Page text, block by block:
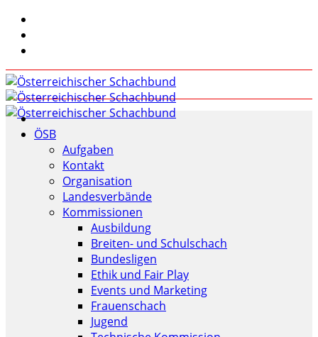
ÖSB
Aufgaben
Kontakt
Organisation
Landesverbände
Kommissionen
Ausbildung
Breiten- und Schulschach
Bundesligen
Ethik und Fair Play
Events und Marketing
Frauenschach
Jugend